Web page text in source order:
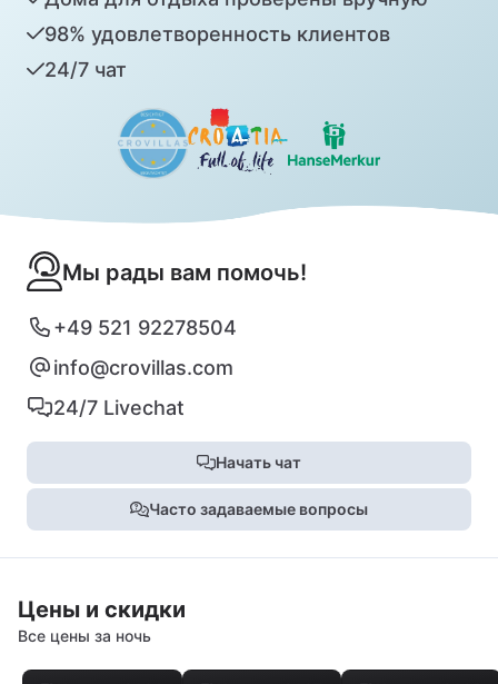
98% удовлетворенность клиентов
24/7 чат
Мы рады вам помочь!
+49 521 92278504
info@crovillas.com
24/7 Livechat
Начать чат
Часто задаваемые вопросы
Цены и скидки
Все цены за ночь